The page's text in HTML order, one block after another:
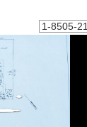
1-8505-21